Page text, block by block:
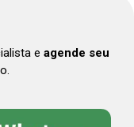
e agende seu